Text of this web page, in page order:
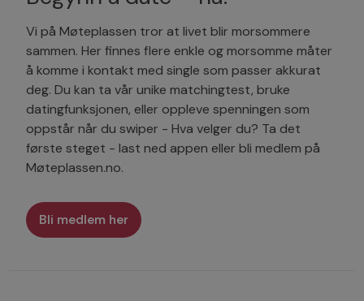
Vi på Møteplassen tror at livet blir morsommere
sammen. Her finnes flere enkle og morsomme måter
å komme i kontakt med single som passer akkurat
deg. Du kan ta vår unike matchingtest, bruke
datingfunksjonen, eller oppleve spenningen som
oppstår når du swiper - Hva velger du? Ta det
første steget - last ned appen eller bli medlem på
Møteplassen.no.
Bli medlem her